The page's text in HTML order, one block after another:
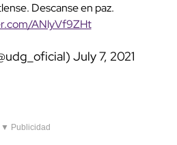
Descanse en paz.
ANlyVf9ZHt
July 7, 2021
▼ Publicidad